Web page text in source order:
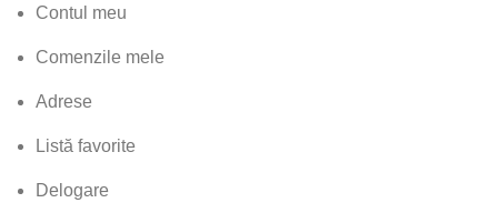
Contul meu
Comenzile mele
Adrese
Listă favorite
Delogare